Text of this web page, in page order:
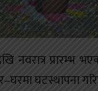
नवरात्र प्रारम्भ
घटस्थापना